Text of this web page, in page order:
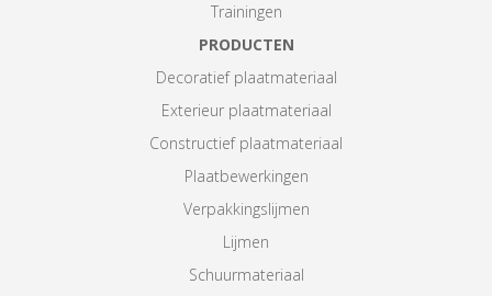
Trainingen
PRODUCTEN
Decoratief plaatmateriaal
Exterieur plaatmateriaal
Constructief plaatmateriaal
Plaatbewerkingen
Verpakkingslijmen
Lijmen
Schuurmateriaal